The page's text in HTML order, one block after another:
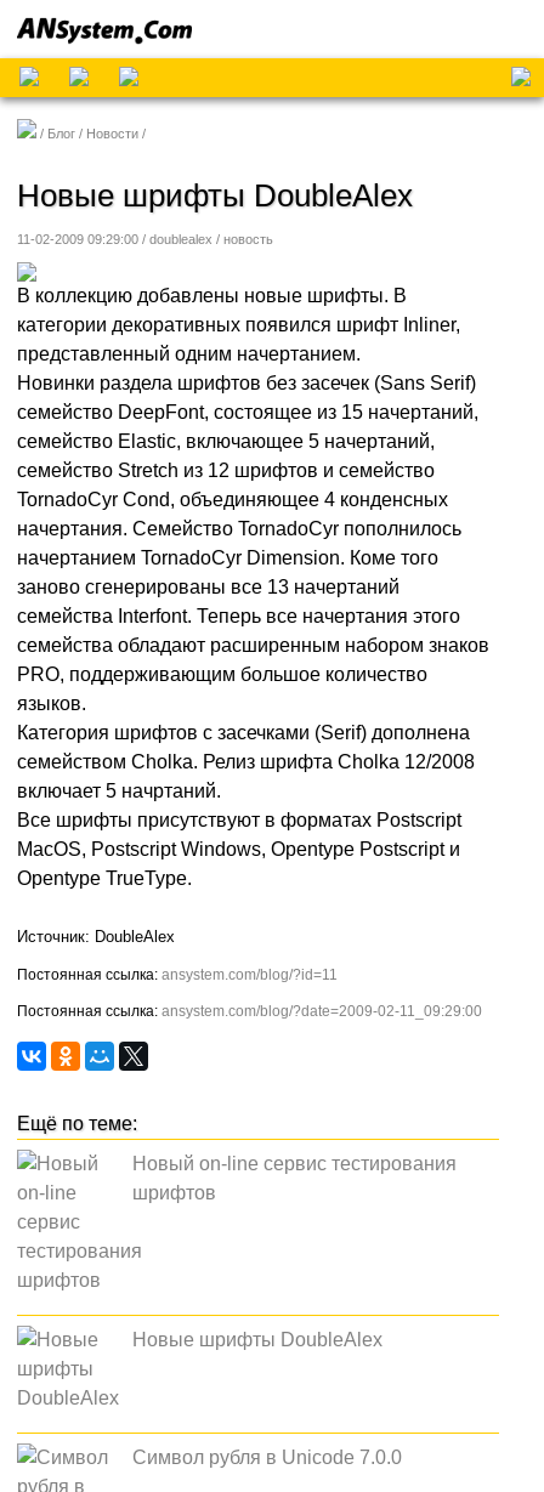
Блог Новости
Новые шрифты DoubleAlex
11-02-2009 09:29:00 / doublealex / новость
В коллекцию добавлены новые шрифты. В
категории декоративных появился шрифт Inliner,
представленный одним начертанием.
Новинки раздела шрифтов без засечек (Sans Serif)
семейство DeepFont, состоящее из 15 начертаний,
семейство Elastic, включающее 5 начертаний,
семейство Stretch из 12 шрифтов и семейство
TornadoCyr Cond, объединяющее 4 конденсных
начертания. Семейство TornadoCyr пополнилось
начертанием TornadoCyr Dimension. Коме того
заново сгенерированы все 13 начертаний
семейства Interfont. Теперь все начертания этого
семейства обладают расширенным набором знаков
PRO, поддерживающим большое количество
языков.
Категория шрифтов с засечками (Serif) дополнена
семейством Cholka. Релиз шрифта Cholka 12/2008
включает 5 начртаний.
Все шрифты присутствуют в форматах Postscript
MacOS, Postscript Windows, Opentype Postscript и
Opentype TrueType.
DoubleAlex
ansystem.com/blog/?id=11
ansystem.com/blog/?date=2009-02-11_09:29:00
Новый on-line сервис тестирования
шрифтов
Новые шрифты DoubleAlex
Символ рубля в Unicode 7.0.0